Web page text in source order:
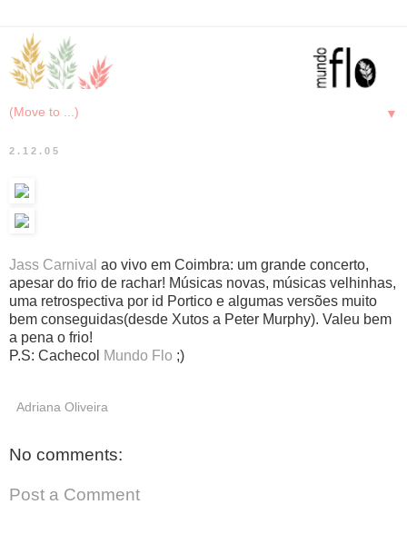
▼
2.12.05
Jass Carnival ao vivo em Coimbra: um grande concerto,
apesar do frio de rachar! Músicas novas, músicas velhinhas,
uma retrospectiva por id Portico e algumas versões muito
bem conseguidas(desde Xutos a Peter Murphy). Valeu bem
a pena o frio!
P.S: Cachecol Mundo Flo ;)
Adriana Oliveira
No comments:
Post a Comment